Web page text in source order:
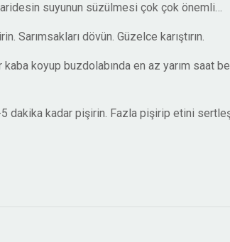
suyunun süzülmesi çok çok önemli…
Sarımsakları dövün. Güzelce karıştırın.
kaba koyup buzdolabında en az yarım
5 dakika kadar pişirin. Fazla pişirip etini